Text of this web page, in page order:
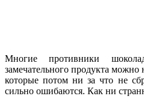
Многие противники
замечательного продукта
которые потом ни за что не
сильно ошибаются. Как ни